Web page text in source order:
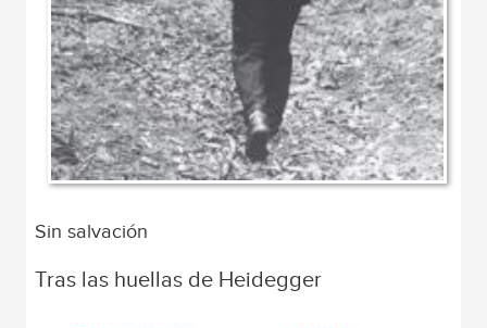
Sin salvación
Tras las huellas de Heidegger